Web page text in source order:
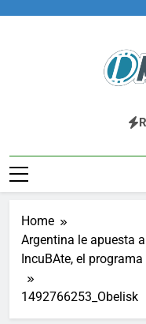
Home
Argentina le apuesta
IncuBAte, el
1492766253_Obelisk